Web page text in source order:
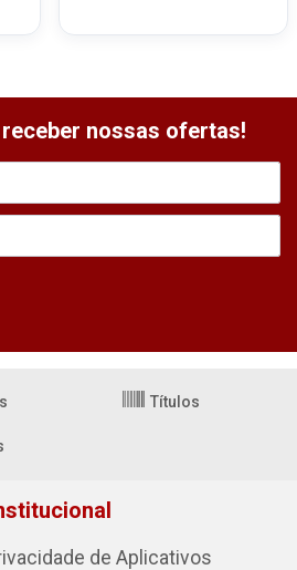
nossas ofertas!
Títulos
de Aplicativos